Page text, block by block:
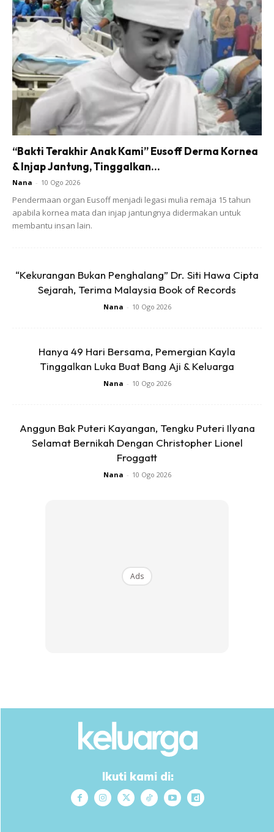
Semut api ni musuh kepada cacing tanah. kehadiran semut
api mengakibatkan pupus nya cacing dan tanah menjadi
tandus. Cacing tanah ada lah salah satu faktor utama
1. Langkah pertama perlu di lakukan adalah menghapuskan
sarang-sarang semut api dengan kegunaan racun semut.
“Bakti Terakhir Anak Kami” Eusoff Derma Kornea
& Injap Jantung, Tinggalkan...
Nana - 10 Ogo 2026
Pendermaan organ Eusoff menjadi legasi mulia remaja 15 tahun
apabila kornea mata dan injap jantungnya didermakan untuk
membantu insan lain.
“Kekurangan Bukan Penghalang” Dr. Siti Hawa Cipta
Sejarah, Terima Malaysia Book of Records
Nana - 10 Ogo 2026
Hanya 49 Hari Bersama, Pemergian Kayla
Tinggalkan Luka Buat Bang Aji & Keluarga
Nana - 10 Ogo 2026
Anggun Bak Puteri Kayangan, Tengku Puteri Ilyana
Selamat Bernikah Dengan Christopher Lionel
Froggatt
Nana - 10 Ogo 2026
Ads
Ikuti kami di: